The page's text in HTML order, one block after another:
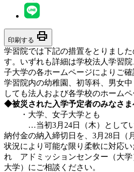
印刷する print
学習院では下記の措置をとりまし
す。いずれも詳細は学校法人学習
子大学の各ホームページによりご
学習院内の幼稚園、初等科、男女
しても法人および各学校のホームペ
◆被災された入学予定者のみなさま
・大学、女子大学とも
…当初3月24日（木）としてい
納付金の納入締切日を、3月28日（
状況により可能な限り柔軟に対応
れ アドミッションセンター（大学
大学）にご相談ください。